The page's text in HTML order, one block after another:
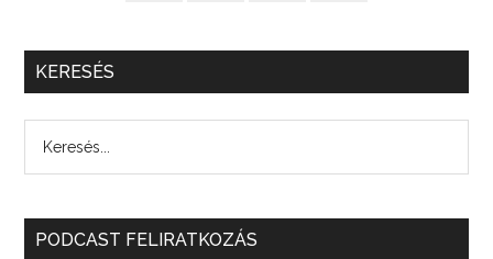
KERESÉS
PODCAST FELIRATKOZÁS